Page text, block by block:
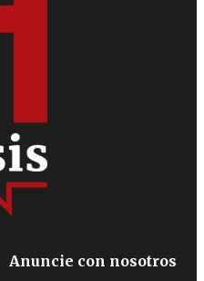
Anuncie con nosotros